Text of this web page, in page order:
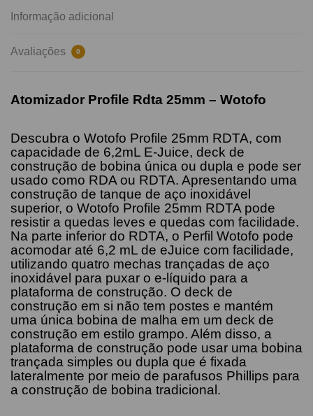
Informação adicional
Avaliações 0
Atomizador Profile Rdta 25mm – Wotofo
Descubra o Wotofo Profile 25mm RDTA, com
capacidade de 6,2mL E-Juice, deck de
construção de bobina única ou dupla e pode ser
usado como RDA ou RDTA. Apresentando uma
construção de tanque de aço inoxidável
superior, o Wotofo Profile 25mm RDTA pode
resistir a quedas leves e quedas com facilidade.
Na parte inferior do RDTA, o Perfil Wotofo pode
acomodar até 6,2 mL de eJuice com facilidade,
utilizando quatro mechas trançadas de aço
inoxidável para puxar o e-líquido para a
plataforma de construção. O deck de
construção em si não tem postes e mantém
uma única bobina de malha em um deck de
construção em estilo grampo. Além disso, a
plataforma de construção pode usar uma bobina
trançada simples ou dupla que é fixada
lateralmente por meio de parafusos Phillips para
a construção de bobina tradicional.